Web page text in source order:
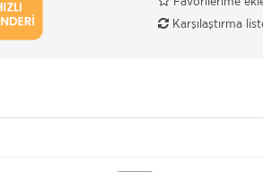
Karşılaştırma